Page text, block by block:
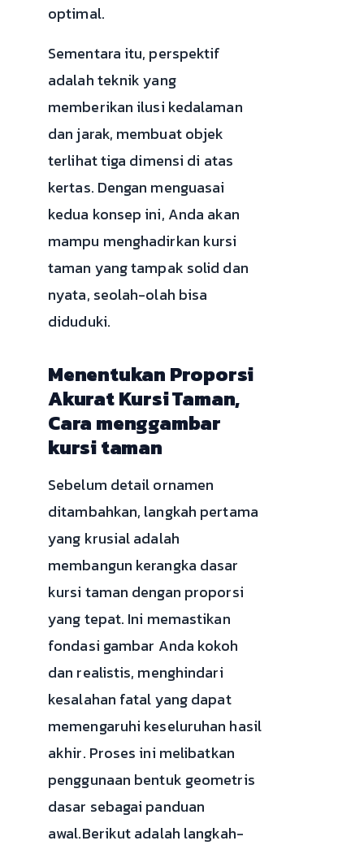
optimal.
Sementara itu, perspektif
adalah teknik yang
memberikan ilusi kedalaman
dan jarak, membuat objek
terlihat tiga dimensi di atas
kertas. Dengan menguasai
kedua konsep ini, Anda akan
mampu menghadirkan kursi
taman yang tampak solid dan
nyata, seolah-olah bisa
diduduki.
Menentukan Proporsi
Akurat Kursi Taman,
Cara menggambar
kursi taman
Sebelum detail ornamen
ditambahkan, langkah pertama
yang krusial adalah
membangun kerangka dasar
kursi taman dengan proporsi
yang tepat. Ini memastikan
fondasi gambar Anda kokoh
dan realistis, menghindari
kesalahan fatal yang dapat
memengaruhi keseluruhan hasil
akhir. Proses ini melibatkan
penggunaan bentuk geometris
dasar sebagai panduan
awal.Berikut adalah langkah-